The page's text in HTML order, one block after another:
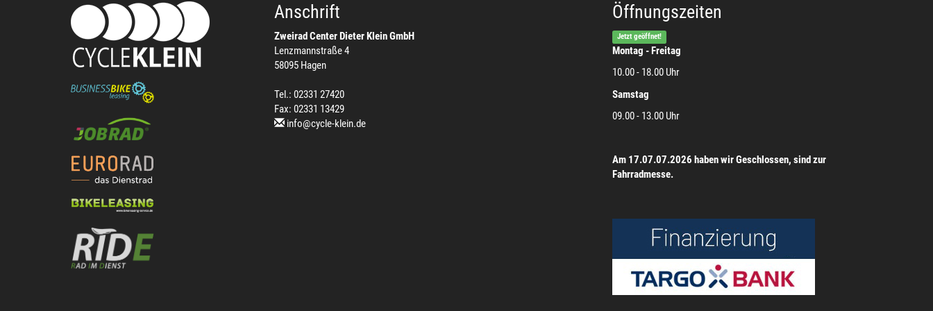
Anschrift
Zweirad Center Dieter Klein GmbH
Lenzmannstraße 4
58095 Hagen
Tel.: 02331 27420
Fax: 02331 13429
info@cycle-klein.de
Öffnungszeiten
Jetzt geöffnet!
Montag - Freitag
10.00 - 18.00 Uhr
Samstag
09.00 - 13.00 Uhr
Am 17.07.07.2026 haben wir Geschlossen, sind zur
Fahrradmesse.